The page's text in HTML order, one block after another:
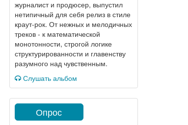
журналист и продюсер, выпустил
нетипичный для себя релиз в стиле
краут-рок. От нежных и мелодичных
треков - к математической
монотонности, строгой логике
структурированности и главенству
разумного над чувственным.
Слушать альбом
Опрос